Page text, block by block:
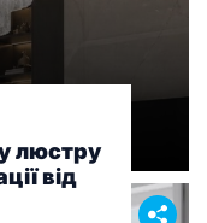
люстру
від